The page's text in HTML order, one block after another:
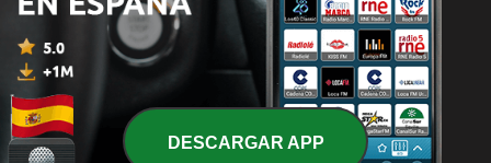
Deportes COPE
COPE - Episodio 29
Marca Coches - Podcast sobre COCHES de Radio
MARCA
DESCARGAR APP